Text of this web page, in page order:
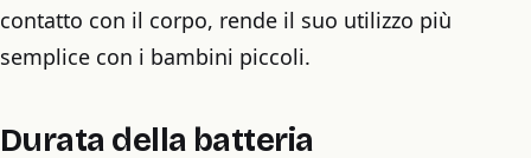
contatto con il corpo, rende il suo utilizzo più
semplice con i bambini piccoli.
Durata della batteria